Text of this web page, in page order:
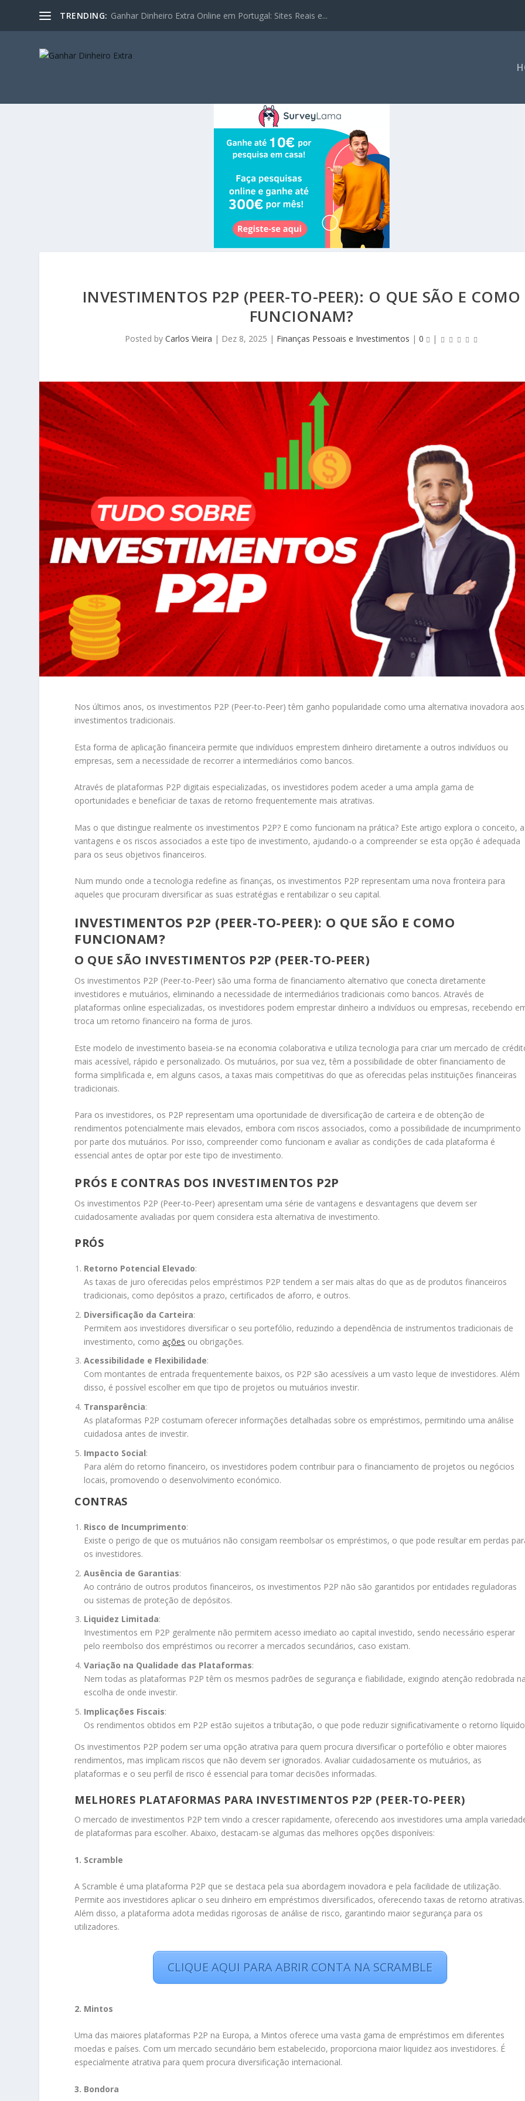
TRENDING: Ganhar Dinheiro Extra Online em Portugal: Sites Reais e...
INVESTIMENTOS P2P (PEER-TO-PEER): O QUE SÃO E COMO
FUNCIONAM?
Posted byCarlos Vieira | Dez 8, 2025 | Finanças Pessoais e Investimentos |0 |
Nos últimos anos, os investimentos P2P (Peer-to-Peer) têm ganho popularidade como uma alternativa inovadora aos
investimentos tradicionais.
Esta forma de aplicação financeira permite que indivíduos emprestem dinheiro diretamente a outros indivíduos ou
empresas, sem a necessidade de recorrer a intermediários como bancos.
Através de plataformas P2P digitais especializadas, os investidores podem aceder a uma ampla gama de
oportunidades e beneficiar de taxas de retorno frequentemente mais atrativas.
Mas o que distingue realmente os investimentos P2P? E como funcionam na prática? Este artigo explora o conceito,
vantagens e os riscos associados a este tipo de investimento, ajudando-o a compreender se esta opção é adequada
para os seus objetivos financeiros.
Num mundo onde a tecnologia redefine as finanças, os investimentos P2P representam uma nova fronteira para
aqueles que procuram diversificar as suas estratégias e rentabilizar o seu capital.
INVESTIMENTOS P2P (PEER-TO-PEER): O QUE SÃO E COMO
FUNCIONAM?
O QUE SÃO INVESTIMENTOS P2P (PEER-TO-PEER)
Os investimentos P2P (Peer-to-Peer) são uma forma de financiamento alternativo que conecta diretamente
investidores e mutuários, eliminando a necessidade de intermediários tradicionais como bancos. Através de
plataformas online especializadas, os investidores podem emprestar dinheiro a indivíduos ou empresas, recebendo
troca um retorno financeiro na forma de juros.
Este modelo de investimento baseia-se na economia colaborativa e utiliza tecnologia para criar um mercado de
mais acessível, rápido e personalizado. Os mutuários, por sua vez, têm a possibilidade de obter financiamento de
forma simplificada e, em alguns casos, a taxas mais competitivas do que as oferecidas pelas instituições financeiras
tradicionais.
Para os investidores, os P2P representam uma oportunidade de diversificação de carteira e de obtenção de
rendimentos potencialmente mais elevados, embora com riscos associados, como a possibilidade de incumprimento
por parte dos mutuários. Por isso, compreender como funcionam e avaliar as condições de cada plataforma é
essencial antes de optar por este tipo de investimento.
PRÓS E CONTRAS DOS INVESTIMENTOS P2P
Os investimentos P2P (Peer-to-Peer) apresentam uma série de vantagens e desvantagens que devem ser
cuidadosamente avaliadas por quem considera esta alternativa de investimento.
PRÓS
Retorno Potencial Elevado:
As taxas de juro oferecidas pelos empréstimos P2P tendem a ser mais altas do que as de produtos financeiros
tradicionais, como depósitos a prazo, certificados de aforro, e outros.
Diversificação da Carteira:
Permitem aos investidores diversificar o seu portefólio, reduzindo a dependência de instrumentos tradicionais de
investimento, comoações ou obrigações.
Acessibilidade e Flexibilidade:
Com montantes de entrada frequentemente baixos, os P2P são acessíveis a um vasto leque de investidores. Além
disso, é possível escolher em que tipo de projetos ou mutuários investir.
Transparência:
As plataformas P2P costumam oferecer informações detalhadas sobre os empréstimos, permitindo uma análise
cuidadosa antes de investir.
Impacto Social:
Para além do retorno financeiro, os investidores podem contribuir para o financiamento de projetos ou negócios
locais, promovendo o desenvolvimento económico.
CONTRAS
Risco de Incumprimento:
Existe o perigo de que os mutuários não consigam reembolsar os empréstimos, o que pode resultar em perdas
os investidores.
Ausência de Garantias:
Ao contrário de outros produtos financeiros, os investimentos P2P não são garantidos por entidades reguladoras
ou sistemas de proteção de depósitos.
Liquidez Limitada:
Investimentos em P2P geralmente não permitem acesso imediato ao capital investido, sendo necessário esperar
pelo reembolso dos empréstimos ou recorrer a mercados secundários, caso existam.
Variação na Qualidade das Plataformas:
Nem todas as plataformas P2P têm os mesmos padrões de segurança e fiabilidade, exigindo atenção redobrada
escolha de onde investir.
Implicações Fiscais:
Os rendimentos obtidos em P2P estão sujeitos a tributação, o que pode reduzir significativamente o retorno
Os investimentos P2P podem ser uma opção atrativa para quem procura diversificar o portefólio e obter maiores
rendimentos, mas implicam riscos que não devem ser ignorados. Avaliar cuidadosamente os mutuários, as
plataformas e o seu perfil de risco é essencial para tomar decisões informadas.
MELHORES PLATAFORMAS PARA INVESTIMENTOS P2P (PEER-TO-PEER)
O mercado de investimentos P2P tem vindo a crescer rapidamente, oferecendo aos investidores uma ampla
de plataformas para escolher. Abaixo, destacam-se algumas das melhores opções disponíveis:
1. Scramble
A Scramble é uma plataforma P2P que se destaca pela sua abordagem inovadora e pela facilidade de utilização.
Permite aos investidores aplicar o seu dinheiro em empréstimos diversificados, oferecendo taxas de retorno atrativas.
Além disso, a plataforma adota medidas rigorosas de análise de risco, garantindo maior segurança para os
utilizadores.
CLIQUE AQUI PARA ABRIR CONTA NA SCRAMBLE
2. Mintos
Uma das maiores plataformas P2P na Europa, a Mintos oferece uma vasta gama de empréstimos em diferentes
moedas e países. Com um mercado secundário bem estabelecido, proporciona maior liquidez aos investidores. É
especialmente atrativa para quem procura diversificação internacional.
3. Bondora